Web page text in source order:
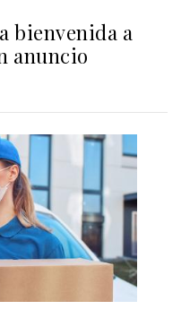
bienvenida a
anuncio